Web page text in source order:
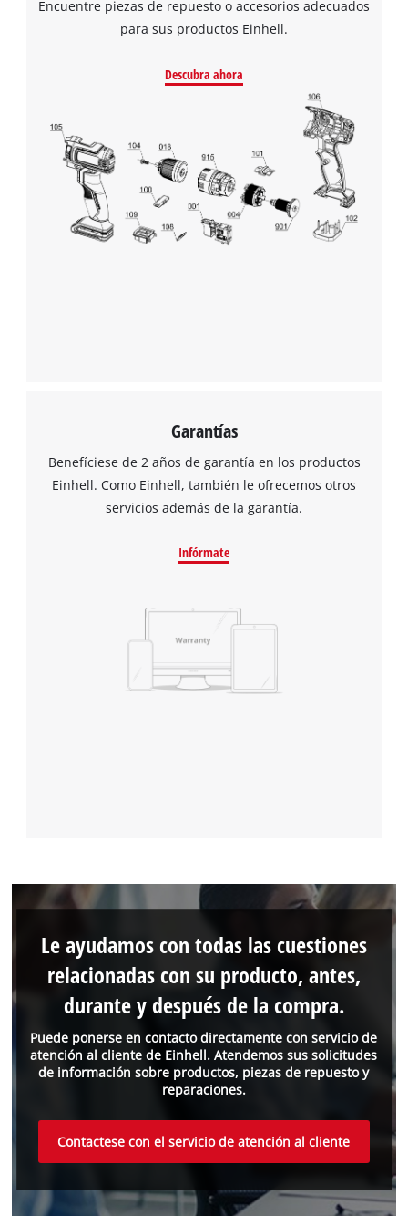
cargar el servicio Google Maps!
This content is not permitted to load due
to trackers that are not disclosed to the
visitor. The website owner needs to setup
the site with their CMP to add this content
to the list of technologies used.
Powered by
Usercentrics Consent
Management Platform
Encuentre piezas de repuesto o accesorios adecuados
para sus productos Einhell.
Descubra ahora
Garantías
Benefíciese de 2 años de garantía en los productos
Einhell. Como Einhell, también le ofrecemos otros
servicios además de la garantía.
Infórmate
Puede ponerse en contacto directamente con servicio de
atención al cliente de Einhell. Atendemos sus solicitudes
de información sobre productos, piezas de repuesto y
reparaciones.
Le ayudamos con todas las cuestiones
relacionadas con su producto, antes,
durante y después de la compra.
Contactese con el servicio de atención al cliente